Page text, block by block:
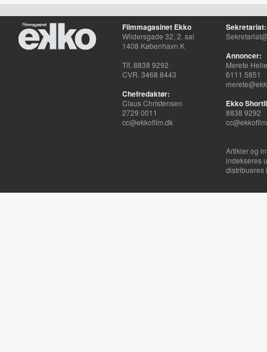
Filmmagasinet Ekko
Wildersgade 32, 2. sal
1408 København K
Tlf. 8838 9292
CVR. 3468 8443
Chefredaktør:
Claus Christensen
2729 0011
cc@ekkofilm.dk
Sekretariat:
Annoncer:
Merete
6111 5851
Ekko
8838 9292
Artikler og
indekseres
distribueres